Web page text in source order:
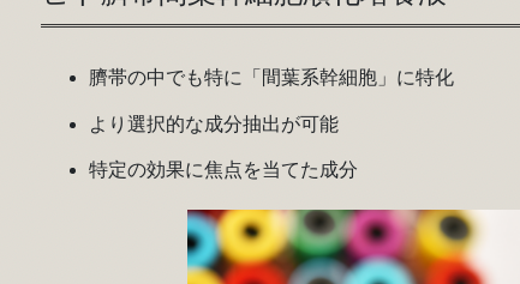
臍帯の中でも特に「間葉系幹細胞」に特化
より選択的な成分抽出が可能
特定の効果に焦点を当てた成分